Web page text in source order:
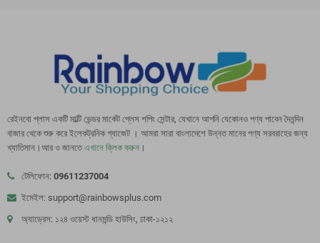
রেইনবো প্লাস একটি মাল্টি ভেন্ডর মার্কেট প্লেস শপিং সেন্টার, যেখানে আপনি যেকোনও পণ্য পাবেন দৈনন্দিন
বাজার থেকে শুরু করে ইলেকট্রনিক গ্যাজেট । আমরা সারা বাংলাদেশে উন্নত মানের পণ্য সরবরাহের জন্য
খ্যাতিমান।আর ও জানতেএখানে ক্লিক করুন ।
টেলিফোন: 09611237004
ইমেইল: support@rainbowsplus.com
অ্যাড্রেস: ১২৪ ওয়েস্ট ধানমন্ডি হাউসিং, ঢাকা-১২১২